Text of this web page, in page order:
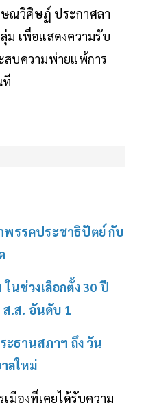
ณวิศิษฏ์ ประกาศลา
ม เพื่อแสดงความรับ
บความพ่ายแพ้การ
ที
พรรคประชาธิปัตย์ กับ
นช่วงเลือกตั้ง 30 ปี
.ส. อันดับ 1
ะธานสภาฯ ถึง วัน
ลใหม่
มืองที่เคยได้รับความ